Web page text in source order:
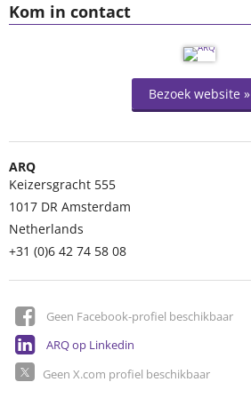
Kom in contact
Bezoek website »
ARQ
Keizersgracht 555
1017 DR Amsterdam
Netherlands
+31 (0)6 42 74 58 08
Geen Facebook-profiel beschikbaar
ARQ op Linkedin
Geen X.com profiel beschikbaar